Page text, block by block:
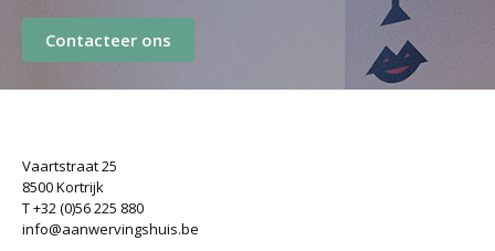
Contacteer ons
Vaartstraat 25
8500 Kortrijk
T +32 (0)56 225 880
info@aanwervingshuis.be